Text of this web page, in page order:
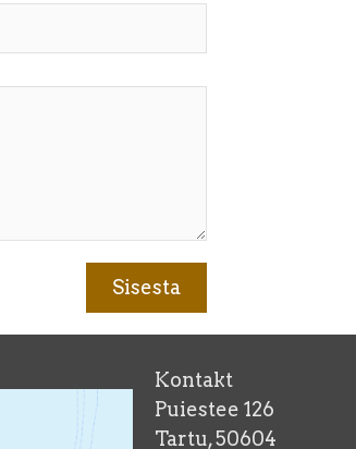
Kontakt
Puiestee 126
Tartu, 50604